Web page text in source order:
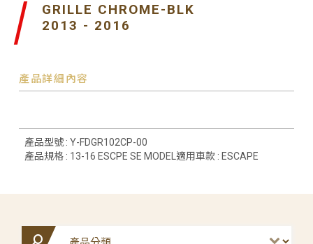
GRILLE CHROME-BLK
2013 - 2016
產品詳細內容
產品型號 : Y-FDGR102CP-00
產品規格 : 13-16 ESCPE SE MODEL適用車款 : ESCAPE